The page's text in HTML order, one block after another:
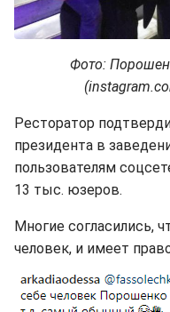
Фото:
Ресторатор
президента в
пользователям
13 тыс. юзеров.
Многие согласились,
человек, и имеет